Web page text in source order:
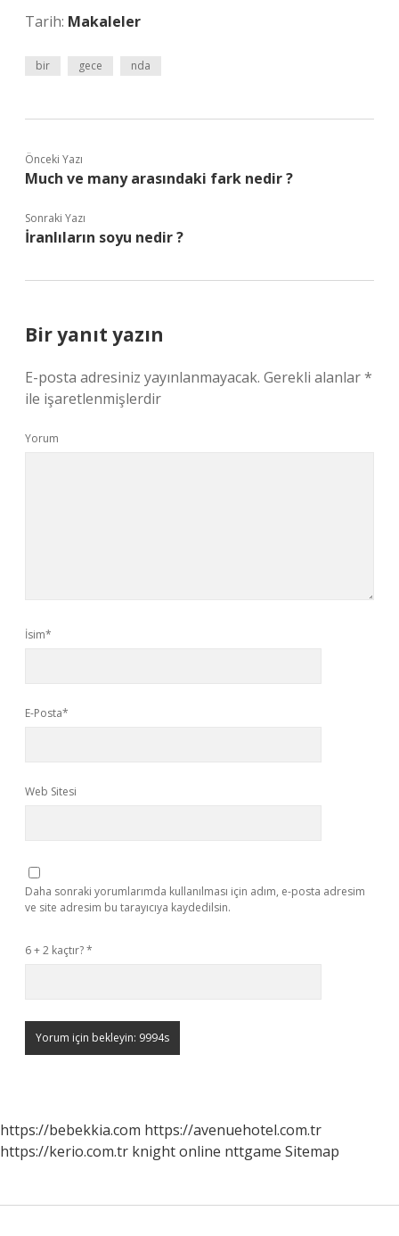
Tarih: Makaleler
bir gece nda
Önceki Yazı
Much ve many arasındaki fark nedir ?
Sonraki Yazı
İranlıların soyu nedir ?
Bir yanıt yazın
E-posta adresiniz yayınlanmayacak. Gerekli alanlar*
ile işaretlenmişlerdir
Yorum
İsim*
E-Posta*
Web Sitesi
Daha sonraki yorumlarımda kullanılması için adım, e-posta adresim
ve site adresim bu tarayıcıya kaydedilsin.
6 + 2 kaçtır?*
https://bebekkia.com https://avenuehotel.com.tr
https://kerio.com.tr knight online nttgame Sitemap